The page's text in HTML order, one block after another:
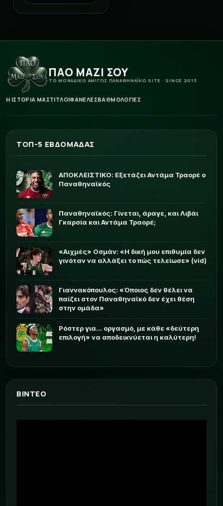
ΠΑΟ ΜΑΖΙ ΣΟΥ
ΤΟ ΜΟΝΑΔΙΚΟ ΑΜΙΓΩΣ ΠΑΝΑΘΗΝΑΪΚΟ SITE · SINCE 2013
Η ΙΣΤΟΡΙΑ ΜΑΣΤΙΤΛΟΙΦΑΝΕΛΕΣΒΑΘΜΟΛΟΓΙΕΣ
ΤΟΠ-5 ΕΒΔΟΜΑΔΑΣ
ΑΠΟΚΛΕΙΣΤΙΚΟ: Εξετάζει Αντάμα Τραορέ ο
Παναθηναϊκός
Παναθηναϊκός: Γίνεται, άραγε, και Λιβάι
Γκαρσία και Αντάμα Τραορέ;
«Αιχμές» Οσμάν: «Η δική μου επιθυμία δεν
γινόταν να αλλάξει το πώς τελείωσε» (vid)
Γιαννακόπουλος: «Όποιος δεν θέλει να
παίζει στον Παναθηναϊκό δεν έχει θέση
στην ομάδα»
Ρόστερ για... οργασμό, με κάθε «δεύτερη
επιλογή» να αποδεικνύεται η καλύτερη!
ΒΙΝΤΕΟ